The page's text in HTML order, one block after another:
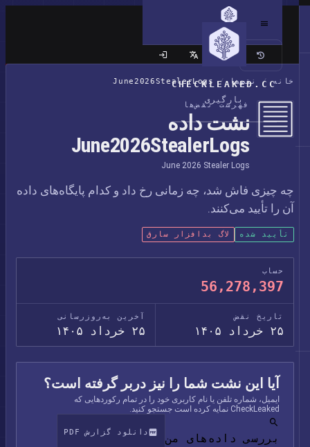
CHECKLEAKED.CC
بارگیری
سایت کلاسیک
خانه / نقض‌ها /
June2026StealerLogs
فهرست نقض‌ها
نشت داده
June2026StealerLogs
June 2026 Stealer Logs
چه چیزی فاش شد، چه زمانی رخ داد و کدام پایگاه‌های داده
آن را تأیید می‌کنند.
تأیید شده لاگ بدافزار سارق
حساب
56,278,397
تاریخ نقض
۲۵ خرداد ۱۴۰۵
آخرین به‌روزرسانی
۲۵ خرداد ۱۴۰۵
آیا این نشت شما را نیز دربر گرفته است؟
ایمیل، شماره تلفن یا نام کاربری خود را در تمام رکوردهایی که
CheckLeaked نمایه کرده است جستجو کنید.
بررسی داده‌های من دانلود گزارش PDF